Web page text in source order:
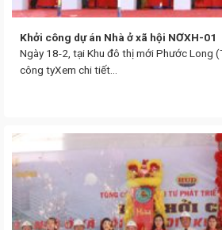
Khởi công dự án Nhà ở xã hội NƠXH-01
Ngày 18-2, tại Khu đô thị mới Phước Long
công tyXem chi tiết...